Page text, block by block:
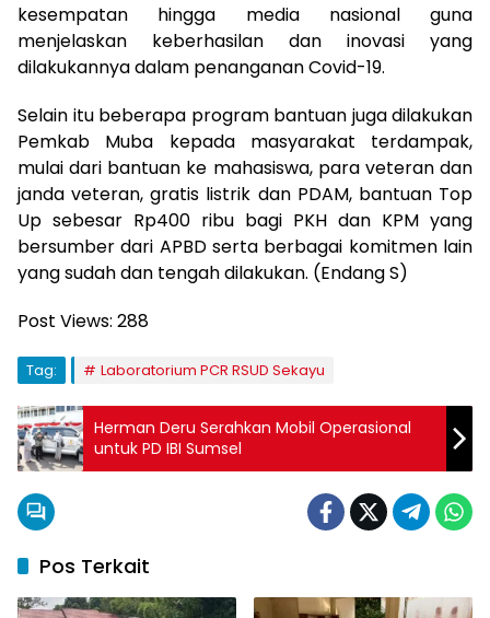
kesempatan hingga media nasional guna
menjelaskan keberhasilan dan inovasi yang
dilakukannya dalam penanganan Covid-19.
Selain itu beberapa program bantuan juga dilakukan
Pemkab Muba kepada masyarakat terdampak,
mulai dari bantuan ke mahasiswa, para veteran dan
janda veteran, gratis listrik dan PDAM, bantuan Top
Up sebesar Rp400 ribu bagi PKH dan KPM yang
bersumber dari APBD serta berbagai komitmen lain
yang sudah dan tengah dilakukan. (Endang S)
Post Views: 288
Tag: Laboratorium PCR RSUD Sekayu
Herman Deru Serahkan Mobil Operasional
untuk PD IBI Sumsel
Pos Terkait